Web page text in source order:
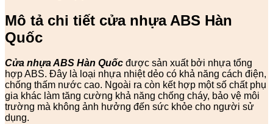
Mô tả chi tiết cửa nhựa ABS Hàn
Quốc
Cửa nhựa ABS Hàn Quốc được sản xuất bởi nhựa tổng
hợp ABS. Đây là loại nhựa nhiệt dẻo có khả năng cách điện,
chống thấm nước cao. Ngoài ra còn kết hợp một số chất phụ
gia khác làm tăng cường khả năng chống cháy, bảo vệ môi
trường mà không ảnh hưởng đến sức khỏe cho người sử
dụng.